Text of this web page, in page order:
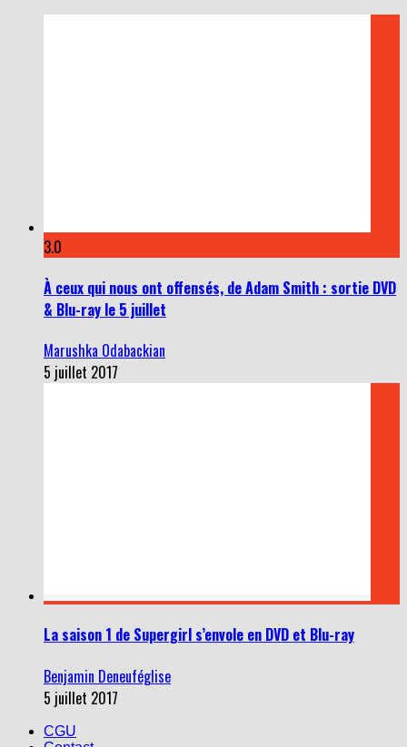
3.0
À ceux qui nous ont offensés, de Adam Smith : sortie DVD
& Blu-ray le 5 juillet
Marushka Odabackian
5 juillet 2017
La saison 1 de Supergirl s’envole en DVD et Blu-ray
Benjamin Deneuféglise
5 juillet 2017
CGU